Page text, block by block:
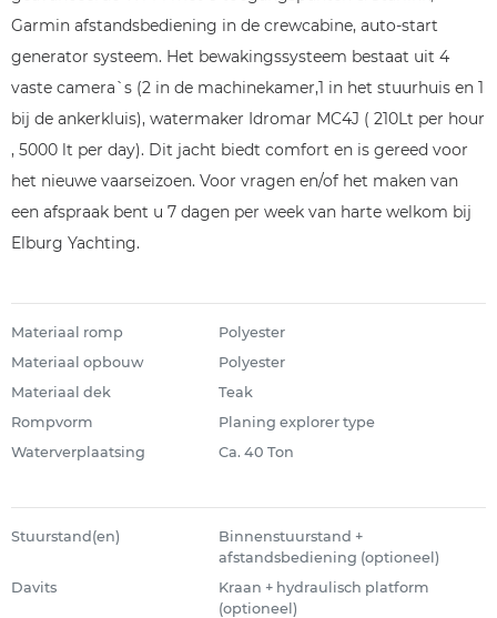
Garmin afstandsbediening in de crewcabine, auto-start
generator systeem. Het bewakingssysteem bestaat uit 4
vaste camera`s (2 in de machinekamer,1 in het stuurhuis en 1
bij de ankerkluis), watermaker Idromar MC4J ( 210Lt per hour
, 5000 lt per day). Dit jacht biedt comfort en is gereed voor
het nieuwe vaarseizoen. Voor vragen en/of het maken van
een afspraak bent u 7 dagen per week van harte welkom bij
Elburg Yachting.
Materiaal romp
Polyester
Materiaal opbouw
Polyester
Materiaal dek
Teak
Rompvorm
Planing explorer type
Waterverplaatsing
Ca. 40 Ton
Stuurstand(en)
Binnenstuurstand +
afstandsbediening (optioneel)
Davits
Kraan + hydraulisch platform
(optioneel)